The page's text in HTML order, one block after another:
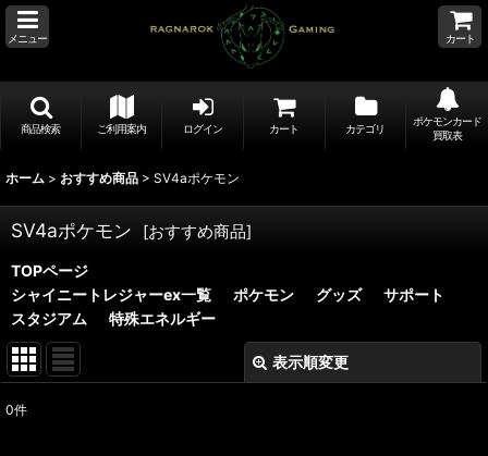
メニュー カート
商品検索 ご利用案内 ログイン カート カテゴリ
ポケモンカード
買取表
ホーム > おすすめ商品 > SV4aポケモン
SV4aポケモン [おすすめ商品]
TOPページ
シャイニートレジャーex一覧
ポケモン グッズ
サポート
スタジアム
特殊エネルギー
表示順変更
0件